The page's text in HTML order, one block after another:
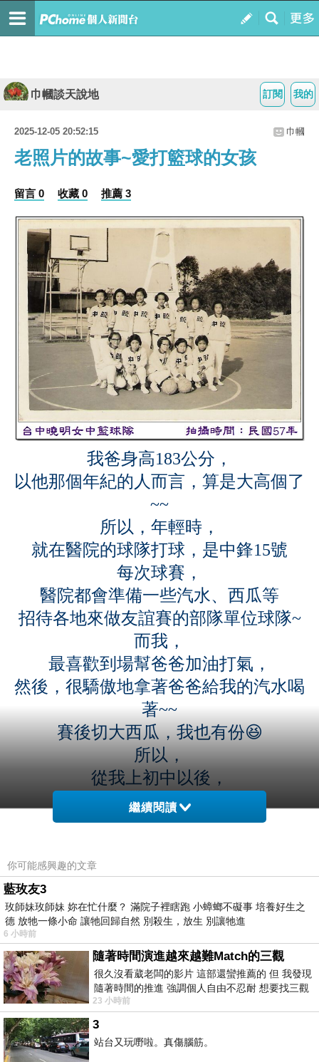
我的
訂閱
巾幗談天說地
2025-12-05 20:52:15 巾幗
老照片的故事~愛打籃球的女孩
留言 0 收藏 0 推薦 3
我爸身高183公分，
以他那個年紀的人而言，算是大高個了
~~
所以，年輕時，
就在醫院的球隊打球，是中鋒15號
每次球賽，
醫院都會準備一些汽水、西瓜等
招待各地來做友誼賽的部隊單位球隊~
而我，
最喜歡到場幫爸爸加油打氣，
然後，很驕傲地拿著爸爸給我的汽水喝
著~~
賽後切大西瓜，我也有份😆
所以，
從我上初中以後，
(小學有聯考沒時間玩)
就迷上的籃球，
都抱著籃球往醫院的籃球場報到~~
醫院打籃球的，除了叔叔伯伯之外，
還有不少的義務役的充員兵，
籃球國手葉正，也曾是我的球友
我跟他一起打著籃球長大的😆
那時，他長得還沒我高呢~~
(我小學畢業就163公分了)
很多年不見，這個也是對籃球癡迷的小
繼續閱讀
你可能感興趣的文章
藍玫友3
玫師妹玫師妹 妳在忙什麼？ 滿院子裡瞎跑 小蟑螂不礙事 培養好生之
德 放牠一條小命 讓牠回歸自然 別殺生，放生 別讓牠進
6 小時前
隨著時間演進越來越難Match的三觀
很久沒看葳老闆的影片 這部還蠻推薦的 但 我發現
隨著時間的推進 強調個人自由不忍耐 想要找三觀
接近的不要說對象 連朋友都超
23 小時前
3
站台又玩嘢啦。真傷腦筋。